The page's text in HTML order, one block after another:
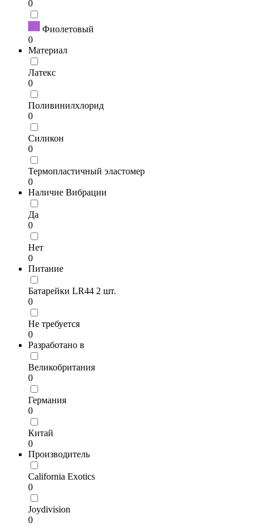
0
Фиолетовый
0
Материал
Латекс
0
Поливинилхлорид
0
Силикон
0
Термопластичный эластомер
0
Наличие Вибрации
Да
0
Нет
0
Питание
Батарейки LR44 2 шт.
0
Не требуется
0
Разработано в
Великобритания
0
Германия
0
Китай
0
Производитель
California Exotics
0
Joydivision
0